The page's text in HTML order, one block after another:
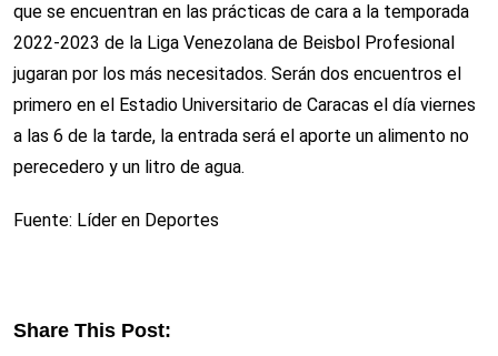
que se encuentran en las prácticas de cara a la temporada
2022-2023 de la Liga Venezolana de Beisbol Profesional
jugaran por los más necesitados. Serán dos encuentros el
primero en el Estadio Universitario de Caracas el día viernes
a las 6 de la tarde, la entrada será el aporte un alimento no
perecedero y un litro de agua.
Fuente: Líder en Deportes
Share This Post: